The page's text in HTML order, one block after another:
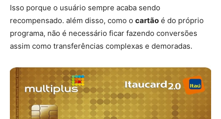
Isso porque o usuário sempre acaba sendo
recompensado. além disso, como o cartão é do próprio
programa, não é necessário ficar fazendo conversões
assim como transferências complexas e demoradas.